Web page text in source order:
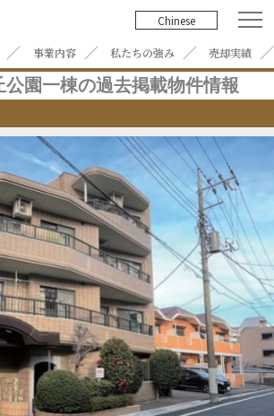
Chinese
事業内容 私たちの強み 売却実績
公園一棟の過去掲載物件情報